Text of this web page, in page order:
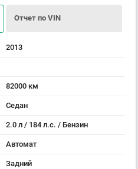
Отчет по VIN
2013
82000 км
Седан
2.0 л / 184 л.с. / Бензин
Автомат
Задний